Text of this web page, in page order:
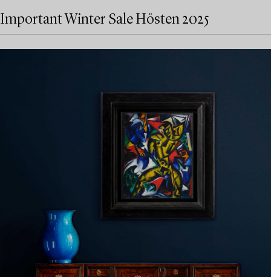
Important Winter Sale Hösten 2025